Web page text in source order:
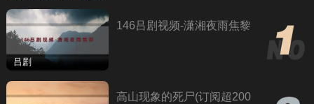
吕剧
146吕剧视频-潇湘夜雨焦黎
高山现象的死尸(订阅超200